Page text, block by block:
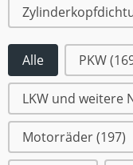
Fahrzeugtypen
Alle PKW
LKW und weitere
Motorräder(197)